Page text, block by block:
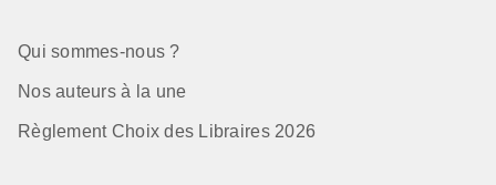
Qui sommes-nous ?
Nos auteurs à la une
Règlement Choix des Libraires 2026